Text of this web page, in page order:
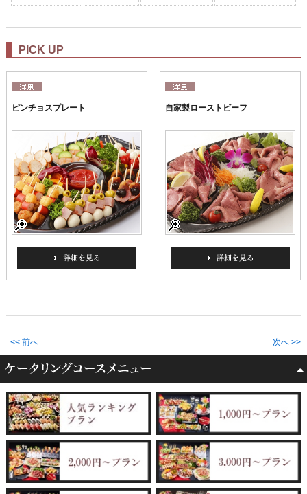
PICK UP
ピンチョスプレート 自家製ローストビーフ
<< 前へ 次へ >>